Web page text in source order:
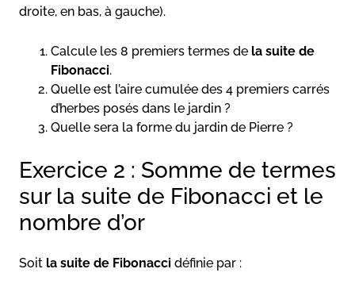
droite, en bas, à gauche).
Calcule les 8 premiers termes de la suite de
Fibonacci.
Quelle est l’aire cumulée des 4 premiers carrés
d’herbes posés dans le jardin ?
Quelle sera la forme du jardin de Pierre ?
Exercice 2 : Somme de termes
sur la suite de Fibonacci et le
nombre d’or
Soit la suite de Fibonacci définie par :